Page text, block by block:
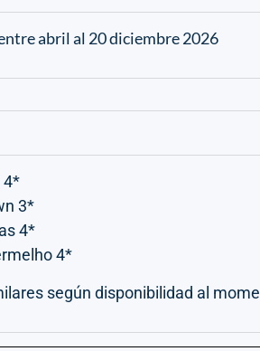
abril al 20 diciembre 2026
4*
3*
4*
4*
según disponibilidad al